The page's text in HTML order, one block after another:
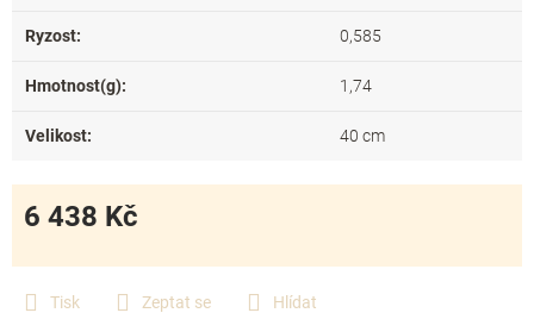
Tisk Zeptat se Hlídat
6 438 Kč
cena:
Ryzost: 0,585
Hmotnost(g): 1,74
Velikost: 40 cm